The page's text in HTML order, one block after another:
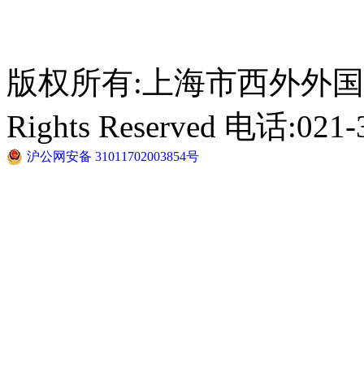
版权所有:上海市西外外
Rights Reserved 电话
沪公网安备 31011702003854号